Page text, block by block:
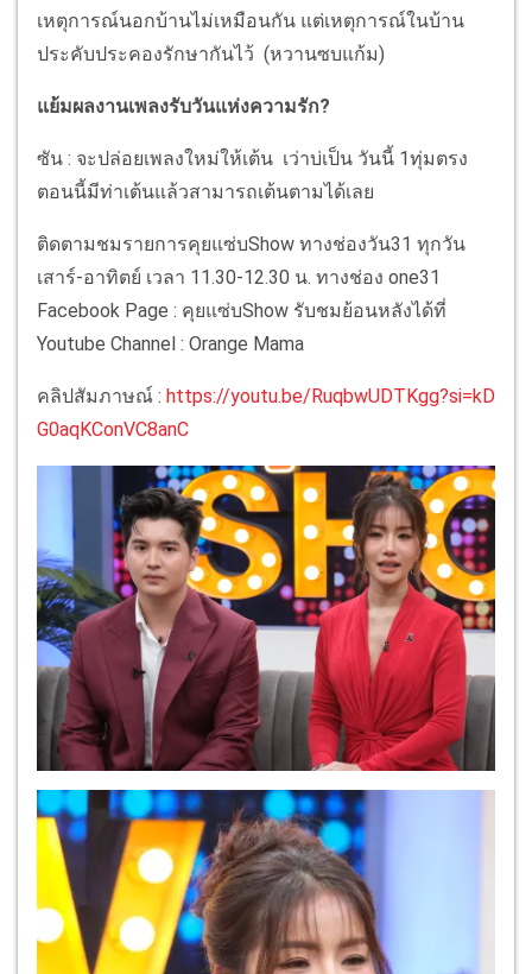
เหตุการณ์นอกบ้านไม่เหมือนกัน แต่เหตุการณ์ในบ้าน
ประคับประคองรักษากันไว้ (หวานซบแก้ม)
แย้มผลงานเพลงรับวันแห่งความรัก?
ซัน : จะปล่อยเพลงใหม่ให้เต้น เว่าบ่เป็น วันนี้ 1ทุ่มตรง
ตอนนี้มีท่าเต้นแล้วสามารถเต้นตามได้เลย
ติดตามชมรายการคุยแซ่บShow ทางช่องวัน31 ทุกวัน
เสาร์-อาทิตย์ เวลา 11.30-12.30 น. ทางช่อง one31
Facebook Page : คุยแซ่บShow รับชมย้อนหลังได้ที่
Youtube Channel : Orange Mama
คลิปสัมภาษณ์ : https://youtu.be/RuqbwUDTKgg?si=kD
G0aqKConVC8anC